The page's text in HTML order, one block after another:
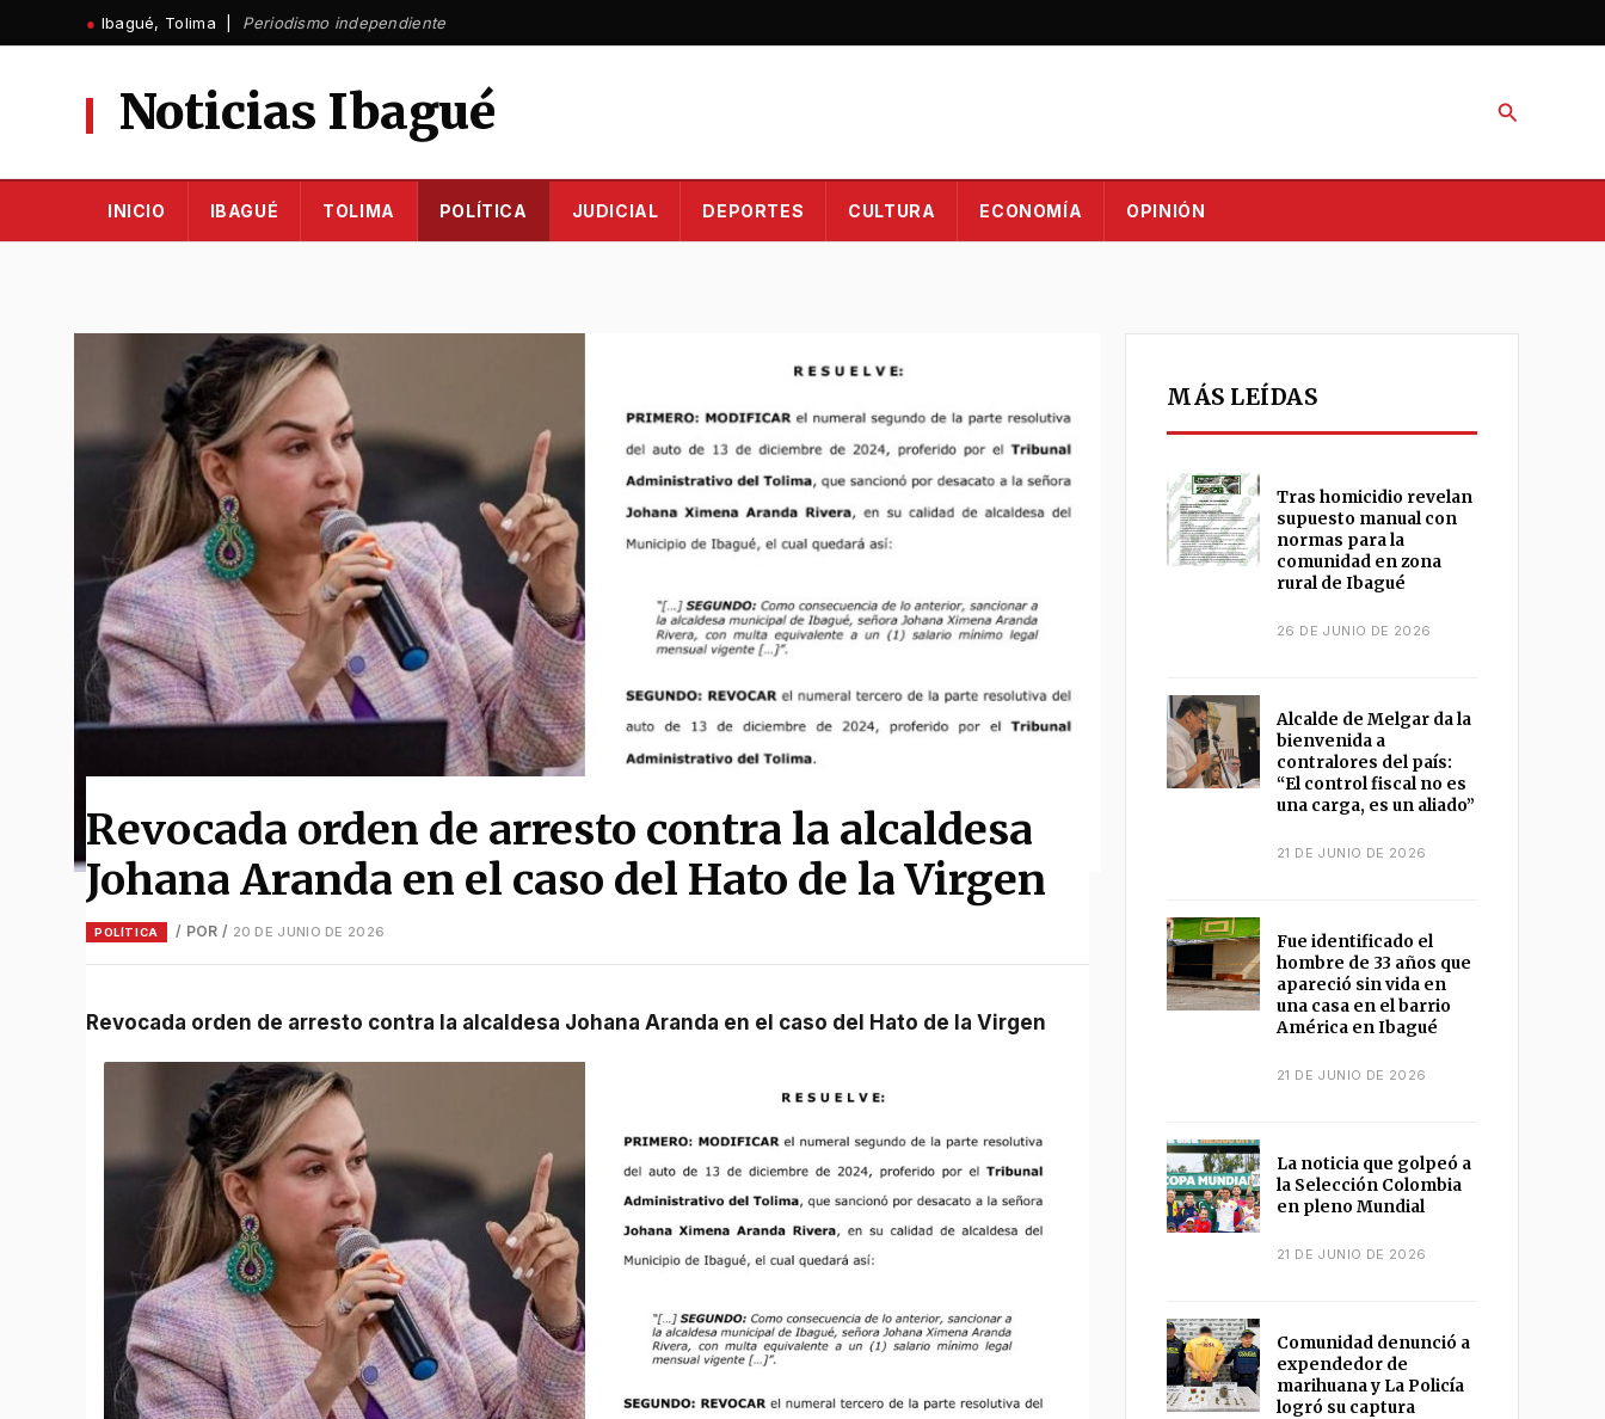
al
● Ibagué, Tolima | Periodismo independiente
Noticias Ibagué Buscar
INICIO IBAGUÉ TOLIMA POLÍTICA JUDICIAL DEPORTES CULTURA ECONOMÍA OPINIÓN
Revocada orden de arresto contra la alcaldesa
Johana Aranda en el caso del Hato de la Virgen
POLÍTICA / POR / 20 DE JUNIO DE 2026
Revocada orden de arresto contra la alcaldesa Johana Aranda en el caso del Hato de la Virgen
MÁS LEÍDAS
Tras homicidio revelan
supuesto manual con
normas para la
comunidad en zona
rural de Ibagué
26 DE JUNIO DE 2026
Alcalde de Melgar da la
bienvenida a
contralores del país:
“El control fiscal no es
una carga, es un aliado”
21 DE JUNIO DE 2026
Fue identificado el
hombre de 33 años que
apareció sin vida en
una casa en el barrio
América en Ibagué
21 DE JUNIO DE 2026
La noticia que golpeó a
la Selección Colombia
en pleno Mundial
21 DE JUNIO DE 2026
Comunidad denunció a
expendedor de
marihuana y La Policía
logró su captura